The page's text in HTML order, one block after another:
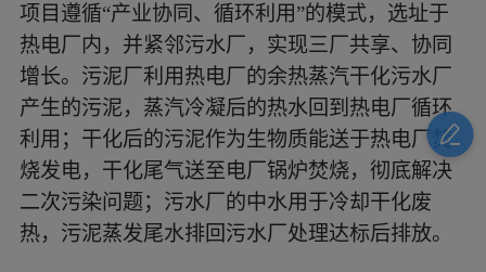
项目遵循“产业协同、循环利用”的模式，选址于
热电厂内，并紧邻污水厂，实现三厂共享、协同
增长。污泥厂利用热电厂的余热蒸汽干化污水厂
产生的污泥，蒸汽冷凝后的热水回到热电厂循环
利用；干化后的污泥作为生物质能送于热电厂焚
烧发电，干化尾气送至电厂锅炉焚烧，彻底解决
二次污染问题；污水厂的中水用于冷却干化废
热，污泥蒸发尾水排回污水厂处理达标后排放。